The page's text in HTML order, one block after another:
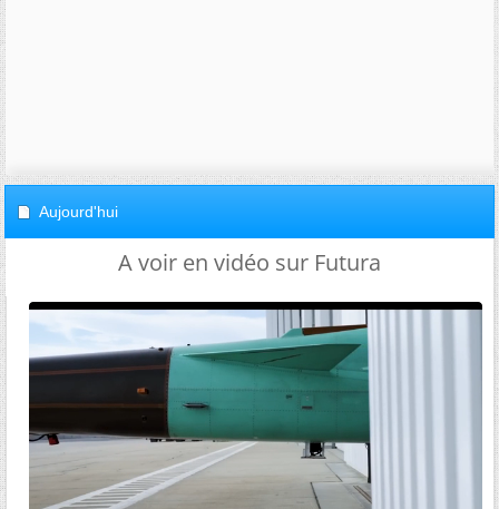
Aujourd'hui
A voir en vidéo sur Futura